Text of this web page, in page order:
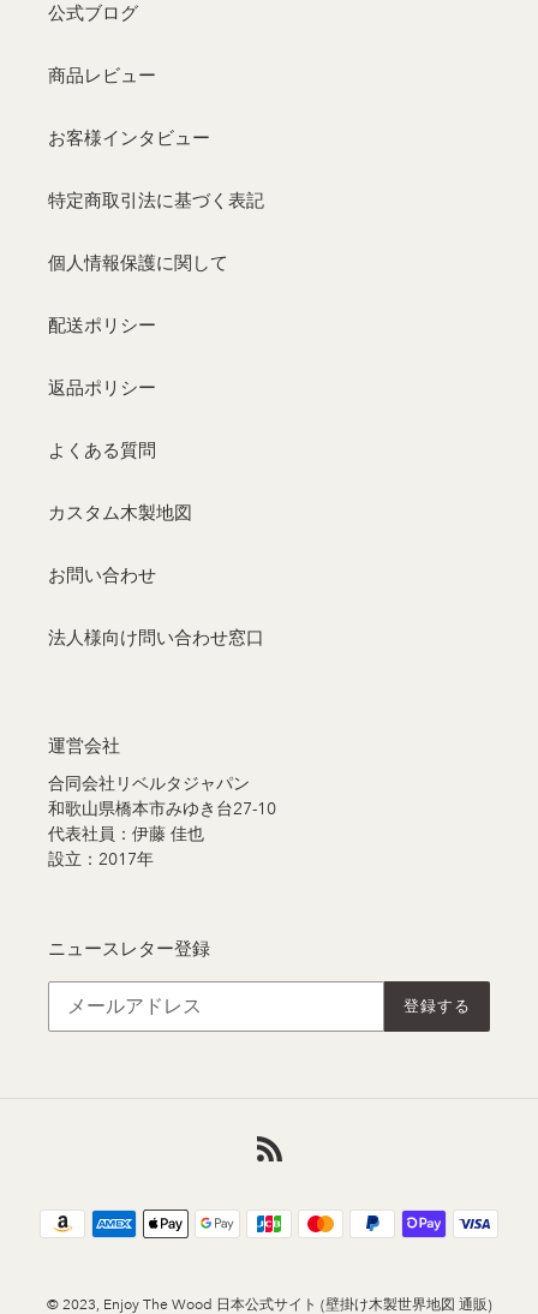
公式ブログ
商品レビュー
お客様インタビュー
特定商取引法に基づく表記
個人情報保護に関して
配送ポリシー
返品ポリシー
よくある質問
カスタム木製地図
お問い合わせ
法人様向け問い合わせ窓口
運営会社
合同会社リベルタジャパン
和歌山県橋本市みゆき台27-10
代表社員：伊藤 佳也
設立：2017年
ニュースレター登録
登録する
決
済
© 2023, Enjoy The Wood 日本公式サイト (壁掛け木製世界地図 通販)